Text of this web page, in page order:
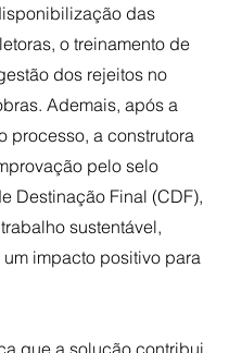
das
o treinamento de
dos rejeitos no
Ademais, após a
processo, a construtora
pelo selo
Destinação Final (CDF),
sustentável,
impacto positivo para
que a solução contribui